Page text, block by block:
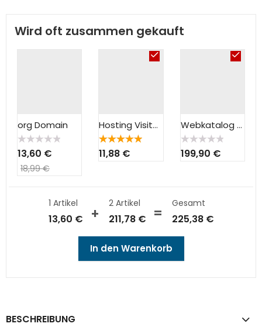
Wird oft zusammen gekauft
org Domain
Bewertet
mit
von
13,60 €
18,99€
Hosting Visitenkarte
Bewertet
mit5.00
11,88 €
Webkatalog Eintrag 100
Bewertet
mit
199,90 €
1 Artikel
13,60 €
2Artikel
211,78 €
Gesamt
225,38 €
In den Warenkorb
BESCHREIBUNG